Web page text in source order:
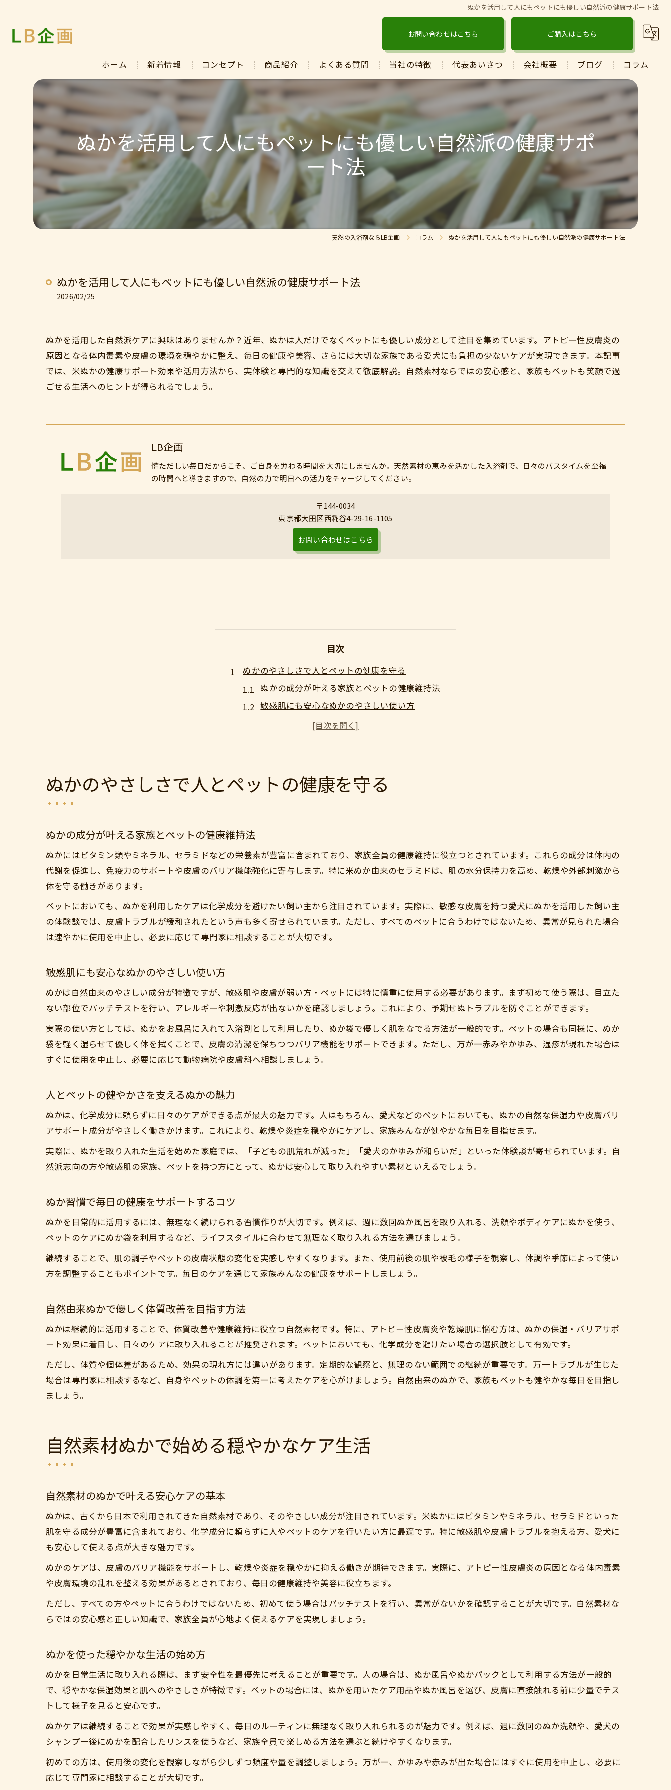
ぬかを活用して人にもペットにも優しい自然派の健康サポート法
お問い合わせはこちら ご購入はこちら
ホーム 新着情報 コンセプト 商品紹介 よくある質問 当社の特徴
ぬか
発酵
マコモ
保湿
代表あいさつ 会社概要 ブログ コラム
ぬかを活用して人にもペットにも優しい自然派の健康サポ
ート法
天然の入浴剤ならLB企画 コラム ぬかを活用して人にもペットにも優しい自然派の健康サポート法
ぬかを活用して人にもペットにも優しい自然派の健康サポート法
2026/02/25
ぬかを活用した自然派ケアに興味はありませんか？近年、ぬかは人だけでなくペットにも優しい成分として注目を集めています。アトピー性皮膚炎の
原因となる体内毒素や皮膚の環境を穏やかに整え、毎日の健康や美容、さらには大切な家族である愛犬にも負担の少ないケアが実現できます。本記事
では、米ぬかの健康サポート効果や活用方法から、実体験と専門的な知識を交えて徹底解説。自然素材ならではの安心感と、家族もペットも笑顔で過
ごせる生活へのヒントが得られるでしょう。
LB企画
慌ただしい毎日だからこそ、ご自身を労わる時間を大切にしませんか。天然素材の恵みを活かした入浴剤で、日々のバスタイムを至福
の時間へと導きますので、自然の力で明日への活力をチャージしてください。
〒144-0034
東京都大田区西糀谷4-29-16-1105
お問い合わせはこちら
目次
ぬかのやさしさで人とペットの健康を守る
ぬかの成分が叶える家族とペットの健康維持法
敏感肌にも安心なぬかのやさしい使い方
人とペットの健やかさを支えるぬかの魅力
ぬか習慣で毎日の健康をサポートするコツ
自然素材ぬかで始める穏やかなケア生活
自然素材のぬかで叶える安心ケアの基本
ぬかの選び方と正しい活用ポイント
人とペット両方に役立つぬかの工夫例
ぬかの優しさが広がる新しい健康習慣
ぬかを使ったアトピー対策の基礎知識
ぬか習慣がもたらすアトピー改善実例
人とペットに優しいアトピー対策法
家族みんなで実感する米ぬか健康法
米ぬかがもたらす体質改善のステップ
犬の肌ケアに最適なぬか活用術
ペットも安心なぬかの選び方と注意点
ぬかのやさしさで人とペットの健康を守る
ぬかの成分が叶える家族とペットの健康維持法
ぬかにはビタミン類やミネラル、セラミドなどの栄養素が豊富に含まれており、家族全員の健康維持に役立つとされています。これらの成分は体内の
代謝を促進し、免疫力のサポートや皮膚のバリア機能強化に寄与します。特に米ぬか由来のセラミドは、肌の水分保持力を高め、乾燥や外部刺激から
体を守る働きがあります。
ペットにおいても、ぬかを利用したケアは化学成分を避けたい飼い主から注目されています。実際に、敏感な皮膚を持つ愛犬にぬかを活用した飼い主
の体験談では、皮膚トラブルが緩和されたという声も多く寄せられています。ただし、すべてのペットに合うわけではないため、異常が見られた場合
は速やかに使用を中止し、必要に応じて専門家に相談することが大切です。
敏感肌にも安心なぬかのやさしい使い方
ぬかは自然由来のやさしい成分が特徴ですが、敏感肌や皮膚が弱い方・ペットには特に慎重に使用する必要があります。まず初めて使う際は、目立た
ない部位でパッチテストを行い、アレルギーや刺激反応が出ないかを確認しましょう。これにより、予期せぬトラブルを防ぐことができます。
実際の使い方としては、ぬかをお風呂に入れて入浴剤として利用したり、ぬか袋で優しく肌をなでる方法が一般的です。ペットの場合も同様に、ぬか
袋を軽く湿らせて優しく体を拭くことで、皮膚の清潔を保ちつつバリア機能をサポートできます。ただし、万が一赤みやかゆみ、湿疹が現れた場合は
すぐに使用を中止し、必要に応じて動物病院や皮膚科へ相談しましょう。
人とペットの健やかさを支えるぬかの魅力
ぬかは、化学成分に頼らずに日々のケアができる点が最大の魅力です。人はもちろん、愛犬などのペットにおいても、ぬかの自然な保湿力や皮膚バリ
アサポート成分がやさしく働きかけます。これにより、乾燥や炎症を穏やかにケアし、家族みんなが健やかな毎日を目指せます。
実際に、ぬかを取り入れた生活を始めた家庭では、「子どもの肌荒れが減った」「愛犬のかゆみが和らいだ」といった体験談が寄せられています。自
然派志向の方や敏感肌の家族、ペットを持つ方にとって、ぬかは安心して取り入れやすい素材といえるでしょう。
ぬか習慣で毎日の健康をサポートするコツ
ぬかを日常的に活用するには、無理なく続けられる習慣作りが大切です。例えば、週に数回ぬか風呂を取り入れる、洗顔やボディケアにぬかを使う、
ペットのケアにぬか袋を利用するなど、ライフスタイルに合わせて無理なく取り入れる方法を選びましょう。
継続することで、肌の調子やペットの皮膚状態の変化を実感しやすくなります。また、使用前後の肌や被毛の様子を観察し、体調や季節によって使い
方を調整することもポイントです。毎日のケアを通じて家族みんなの健康をサポートしましょう。
自然由来ぬかで優しく体質改善を目指す方法
ぬかは継続的に活用することで、体質改善や健康維持に役立つ自然素材です。特に、アトピー性皮膚炎や乾燥肌に悩む方は、ぬかの保湿・バリアサポ
ート効果に着目し、日々のケアに取り入れることが推奨されます。ペットにおいても、化学成分を避けたい場合の選択肢として有効です。
ただし、体質や個体差があるため、効果の現れ方には違いがあります。定期的な観察と、無理のない範囲での継続が重要です。万一トラブルが生じた
場合は専門家に相談するなど、自身やペットの体調を第一に考えたケアを心がけましょう。自然由来のぬかで、家族もペットも健やかな毎日を目指し
ましょう。
自然素材ぬかで始める穏やかなケア生活
自然素材のぬかで叶える安心ケアの基本
ぬかは、古くから日本で利用されてきた自然素材であり、そのやさしい成分が注目されています。米ぬかにはビタミンやミネラル、セラミドといった
肌を守る成分が豊富に含まれており、化学成分に頼らずに人やペットのケアを行いたい方に最適です。特に敏感肌や皮膚トラブルを抱える方、愛犬に
も安心して使える点が大きな魅力です。
ぬかのケアは、皮膚のバリア機能をサポートし、乾燥や炎症を穏やかに抑える働きが期待できます。実際に、アトピー性皮膚炎の原因となる体内毒素
や皮膚環境の乱れを整える効果があるとされており、毎日の健康維持や美容に役立ちます。
ただし、すべての方やペットに合うわけではないため、初めて使う場合はパッチテストを行い、異常がないかを確認することが大切です。自然素材な
らではの安心感と正しい知識で、家族全員が心地よく使えるケアを実現しましょう。
ぬかを使った穏やかな生活の始め方
ぬかを日常生活に取り入れる際は、まず安全性を最優先に考えることが重要です。人の場合は、ぬか風呂やぬかパックとして利用する方法が一般的
で、穏やかな保湿効果と肌へのやさしさが特徴です。ペットの場合には、ぬかを用いたケア用品やぬか風呂を選び、皮膚に直接触れる前に少量でテス
トして様子を見ると安心です。
ぬかケアは継続することで効果が実感しやすく、毎日のルーティンに無理なく取り入れられるのが魅力です。例えば、週に数回のぬか洗顔や、愛犬の
シャンプー後にぬかを配合したリンスを使うなど、家族全員で楽しめる方法を選ぶと続けやすくなります。
初めての方は、使用後の変化を観察しながら少しずつ頻度や量を調整しましょう。万が一、かゆみや赤みが出た場合にはすぐに使用を中止し、必要に
応じて専門家に相談することが大切です。
ご購入はこちら
ご購入はこちら